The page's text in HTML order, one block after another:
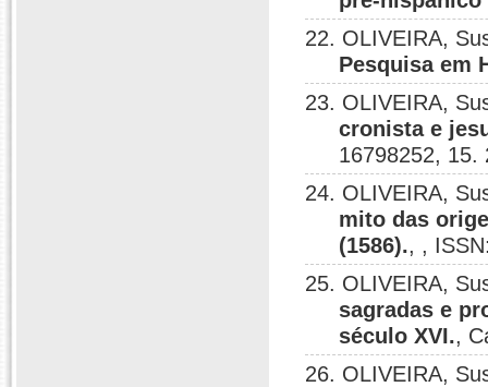
22. OLIVEIRA,
Pesquisa em
23. OLIVEIRA,
cronista e
16798252, 15.
24. OLIVEIRA,
mito das
(1586)., ,
25. OLIVEIRA,
sagradas e
século XVI.,
26. OLIVEIRA,